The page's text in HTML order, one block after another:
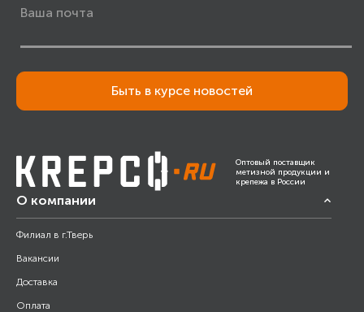
Быть в курсе новостей
Оптовый поставщик
метизной продукции и
крепежа в России
О компании
Филиал в г.Тверь
Вакансии
Доставка
Оплата